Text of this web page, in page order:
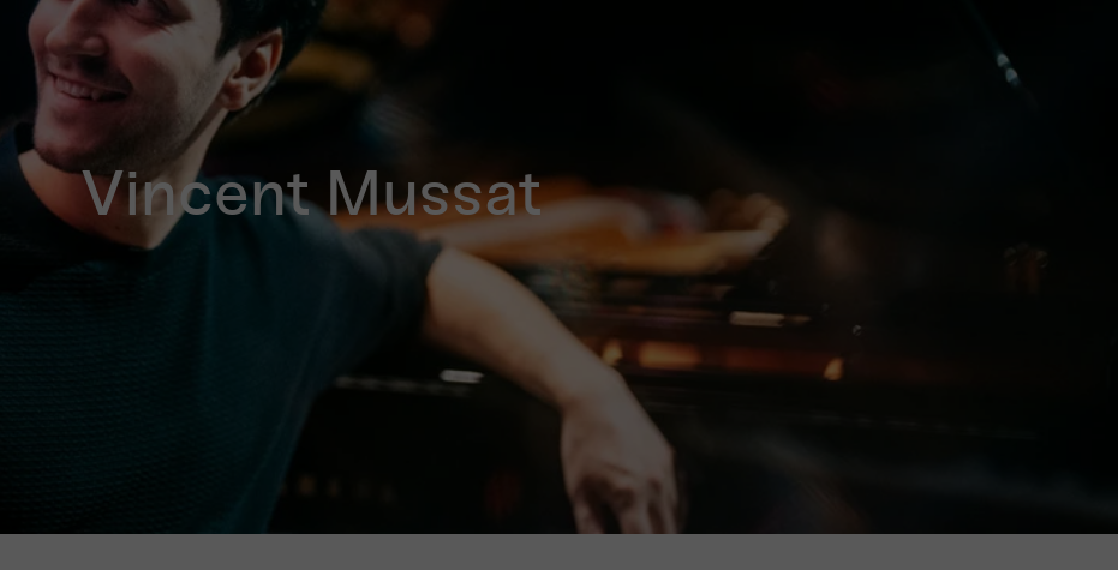
Vincent Mussat